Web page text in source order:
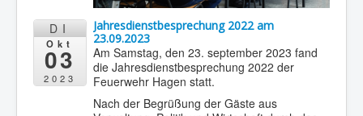
DI
Okt
03
2023
Jahresdienstbesprechung 2022 am
23.09.2023
Am Samstag, den 23. september 2023 fand
die Jahresdienstbesprechung 2022 der
Feuerwehr Hagen statt.
Nach der Begrüßung der Gäste aus